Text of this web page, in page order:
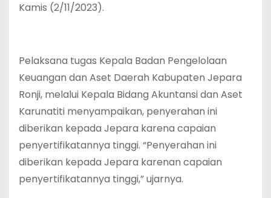
Kamis (2/11/2023).
Pelaksana tugas Kepala Badan Pengelolaan
Keuangan dan Aset Daerah Kabupaten Jepara
Ronji, melalui Kepala Bidang Akuntansi dan Aset
Karunatiti menyampaikan, penyerahan ini
diberikan kepada Jepara karena capaian
penyertifikatannya tinggi. “Penyerahan ini
diberikan kepada Jepara karenan capaian
penyertifikatannya tinggi,” ujarnya.